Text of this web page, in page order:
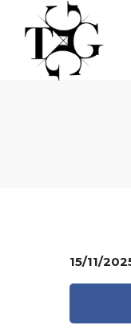
TGGG
TGGG
15/11/